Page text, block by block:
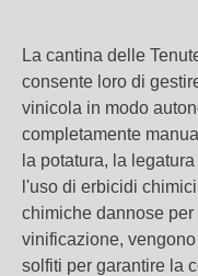
La cantina delle
consente loro di
vinicola in modo
completamente
la potatura, la
l'uso di erbicidi
chimiche dannose
vinificazione,
solfiti per garantire la